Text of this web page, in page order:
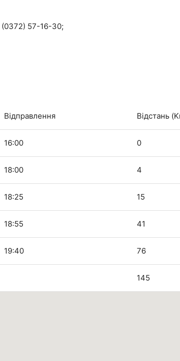
(0372) 57-16-30;
Відправлення Відстань
16:00 0
18:00 4
18:25 15
18:55 41
19:40 76
145